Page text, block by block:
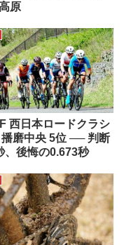
原
西日本ロードクラシ
播磨中央 5位 ── 判断
、後悔の0.673秒